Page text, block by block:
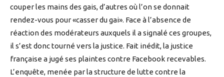
couper les mains des gais, d’autres où l’on se donnait
rendez-vous pour «casser du gai». Face à l’absence de
réaction des modérateurs auxquels il a signalé ces groupes,
il s’est donc tourné vers la justice. Fait inédit, la justice
française a jugé ses plaintes contre Facebook recevables.
L’enquête, menée par la structure de lutte contre la